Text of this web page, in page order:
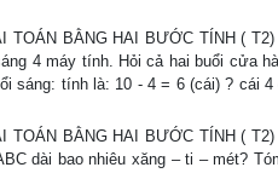
BẰNG HAI BƯỚC TÍNH (
4 máy tính. Hỏi cả hai buổi cửa
sáng: tính là: 10 - 4 = 6 (cái) ? cái
TOÁN BẰNG HAI BƯỚC TÍNH (
dài bao nhiêu xăng – ti – mét?